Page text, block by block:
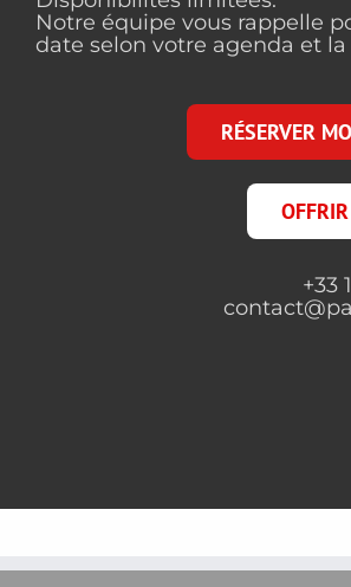
Notre équipe vous rappelle
date selon votre agenda et
RÉSERVER
+33